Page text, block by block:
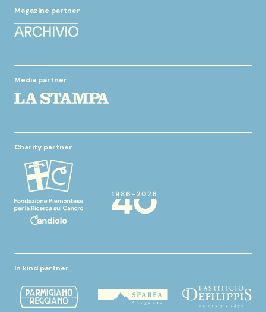
Magazine partner
Media partner
Charity partner
In kind partner